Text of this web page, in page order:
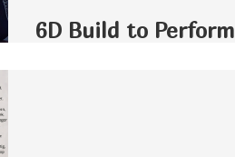
6D Build to Perform